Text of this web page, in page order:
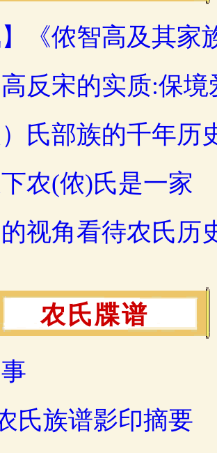
】《侬智高及其
反宋的实质:保
氏部族的千年历
农(侬)氏是一家
视角看待农氏
农氏牒谱
氏族谱影印摘要